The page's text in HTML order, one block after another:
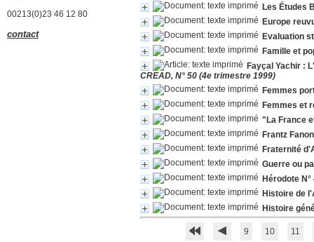
Les Études
Europe
Evaluation
Famille et
Fayçal Yachir :
CREAD, N° 50 (4e trimestre 1999)
Femmes
Femmes et
"La France
Frantz Fanon
Fraternité
Guerre ou
Hérodote
Histoire de
Histoire
9 10 11
00213(0)23 46 12 80
contact